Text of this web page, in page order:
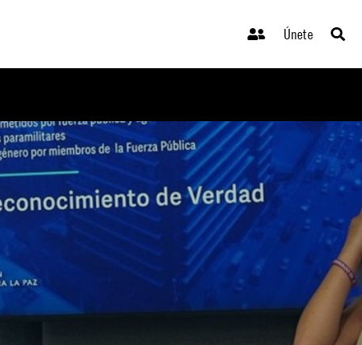
Únete